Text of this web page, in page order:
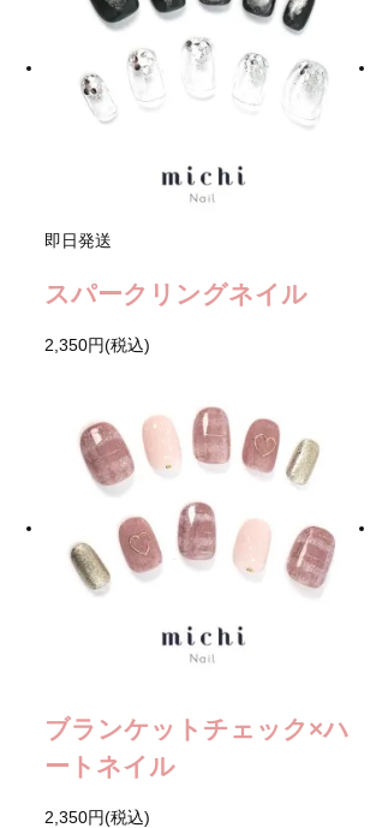
即日発送
スパークリングネイル
2,350円(税込)
ブランケットチェック×ハ
ートネイル
2,350円(税込)